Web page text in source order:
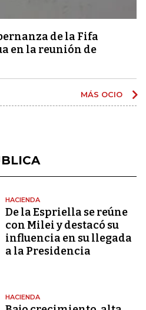
de la Fifa
en la reunión de
MÁS OCIO
HACIENDA
De la Espriella se reúne
con Milei y destacó su
influencia en su llegada
a la Presidencia
HACIENDA